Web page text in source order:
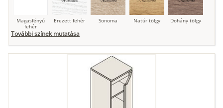
Magasfényű
fehér
Erezett fehér Sonoma Natúr tölgy Dohány tölgy
Loft beton
További színek mutatása